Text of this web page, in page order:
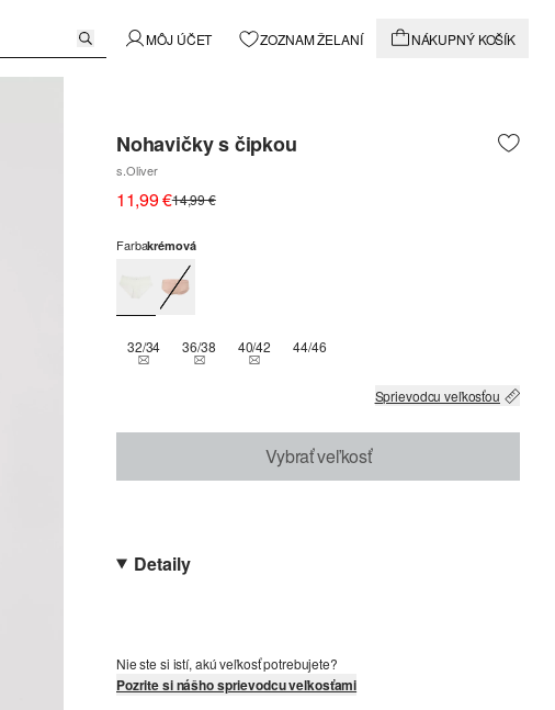
MÔJ ÚČET ZOZNAM ŽELANÍ NÁKUPNÝ KOŠÍK
Nohavičky s čipkou
s.Oliver
11,99 €14,99 €
Farbakrémová
32/34THIS SIZE IS CURRENTLY OUT OF STOCK
36/38THIS SIZE IS CURRENTLY OUT OF STOCK
40/42THIS SIZE IS CURRENTLY OUT OF STOCK
44/46
Sprievodcu veľkosťou
Vybrať veľkosť
Detaily
Nie ste si istí, akú veľkosť potrebujete?
Pozrite si nášho sprievodcu veľkosťami